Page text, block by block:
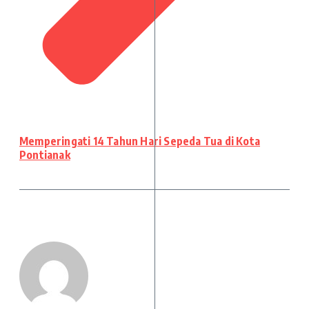
Memperingati 14 Tahun Hari Sepeda Tua di Kota
Pontianak